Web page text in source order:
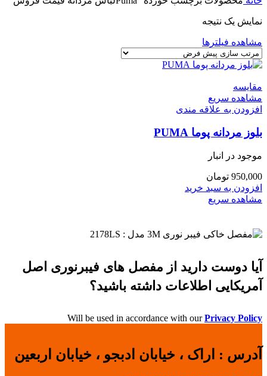
نمایش یک نتیجه
مشاهده فیلترها
مقایسه
مشاهده سریع
افزودن به علاقه مندی
بلوز مردانه پوما PUMA
موجود در انبار
950,000 تومان
افزودن به سبد خرید
مشاهده سریع
آیا دوست دارید از مفصل های فیبرنوری اصل
آمریکایی اطلاعات داشته باشید؟
Will be used in accordance with ourPrivacy Policy
آدرس : اراک ، خیابان ادبجو ، خیابان اربعین